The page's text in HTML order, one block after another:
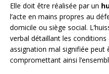
Elle doit être réalisée par un
l’acte en mains propres au
domicile ou siège social.
verbal détaillant les
assignation mal signifiée peut
compromettant ainsi